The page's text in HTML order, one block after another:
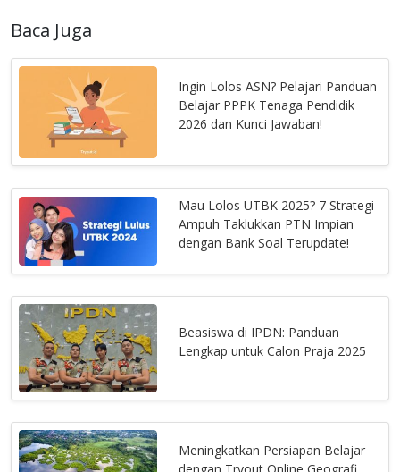
Baca Juga
Ingin Lolos ASN? Pelajari Panduan
Belajar PPPK Tenaga Pendidik
2026 dan Kunci Jawaban!
Mau Lolos UTBK 2025? 7 Strategi
Ampuh Taklukkan PTN Impian
dengan Bank Soal Terupdate!
Beasiswa di IPDN: Panduan
Lengkap untuk Calon Praja 2025
Meningkatkan Persiapan Belajar